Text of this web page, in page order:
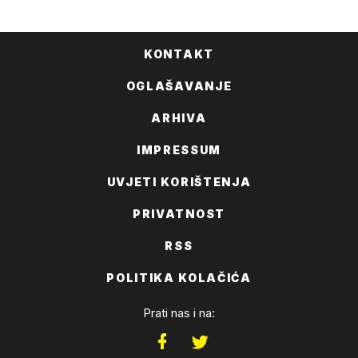
KONTAKT
OGLAŠAVANJE
ARHIVA
IMPRESSUM
UVJETI KORIŠTENJA
PRIVATNOST
RSS
POLITIKA KOLAČIĆA
Prati nas i na: